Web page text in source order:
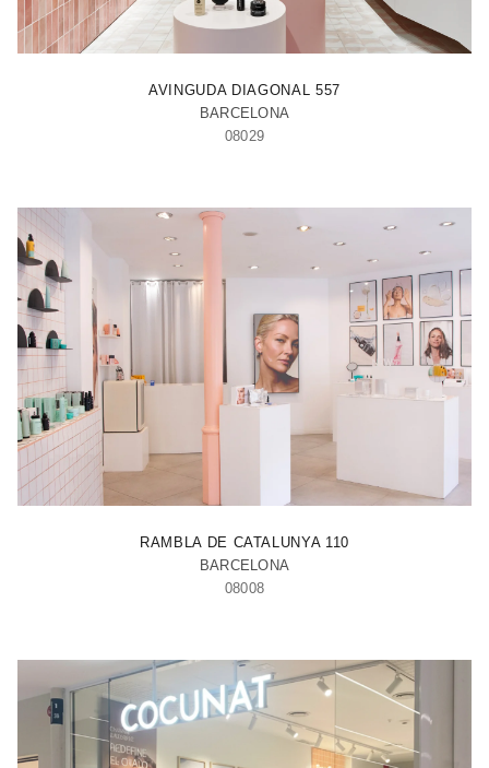
AVINGUDA DIAGONAL 557
BARCELONA
08029
RAMBLA DE CATALUNYA 110
BARCELONA
08008